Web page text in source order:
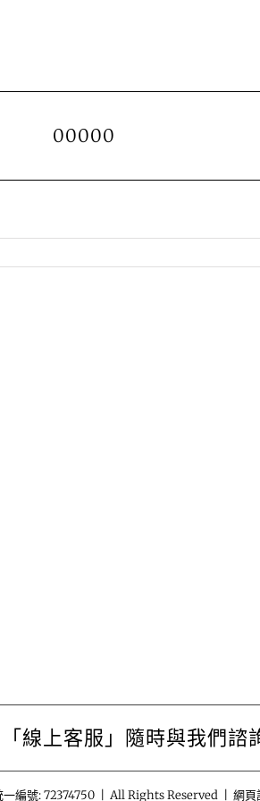
00000
線上客服」隨時與我們諮
編號: 72374750 | All Rights Reserved | 網頁